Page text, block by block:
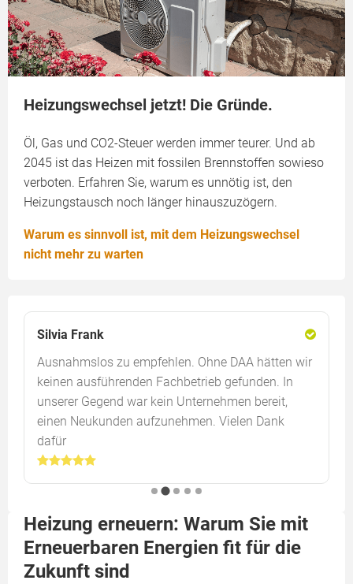
Heizungswechsel jetzt! Die Gründe.
Öl, Gas und CO2-Steuer werden immer teurer. Und ab
2045 ist das Heizen mit fossilen Brennstoffen sowieso
verboten. Erfahren Sie, warum es unnötig ist, den
Heizungstausch noch länger hinauszuzögern.
Warum es sinnvoll ist, mit dem Heizungswechsel
nicht mehr zu warten
Silvia Frank
Ausnahmslos zu empfehlen. Ohne DAA hätten wir
keinen ausführenden Fachbetrieb gefunden. In
unserer Gegend war kein Unternehmen bereit,
einen Neukunden aufzunehmen. Vielen Dank
dafür
Heizung erneuern: Warum Sie mit
Erneuerbaren Energien fit für die
Zukunft sind